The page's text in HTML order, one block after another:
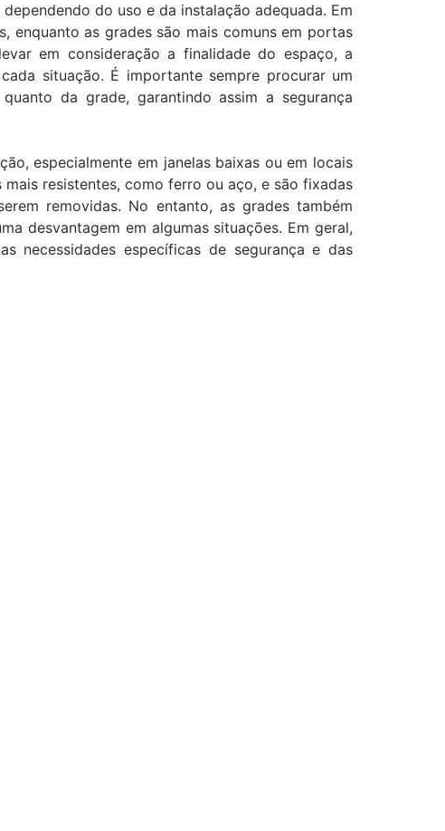
do uso e da instalação adequada. Em
enquanto as grades são mais comuns em portas
em consideração a finalidade do espaço, a
situação. É importante sempre procurar um
da grade, garantindo assim a segurança
especialmente em janelas baixas ou em locais
resistentes, como ferro ou aço, e são fixadas
removidas. No entanto, as grades também
desvantagem em algumas situações. Em geral,
necessidades específicas de segurança e das